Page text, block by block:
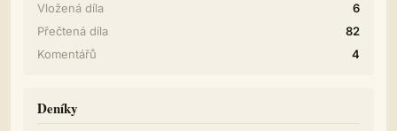
Vložená díla
6
Přečtená díla
82
Komentářů
4
Deníky